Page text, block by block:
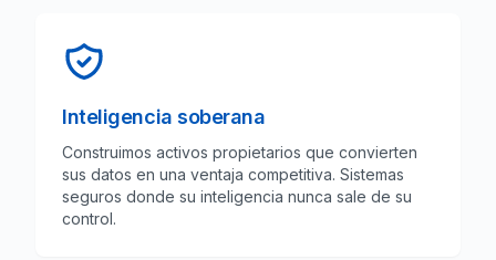
Inteligencia soberana
Construimos activos propietarios que convierten
sus datos en una ventaja competitiva. Sistemas
seguros donde su inteligencia nunca sale de su
control.